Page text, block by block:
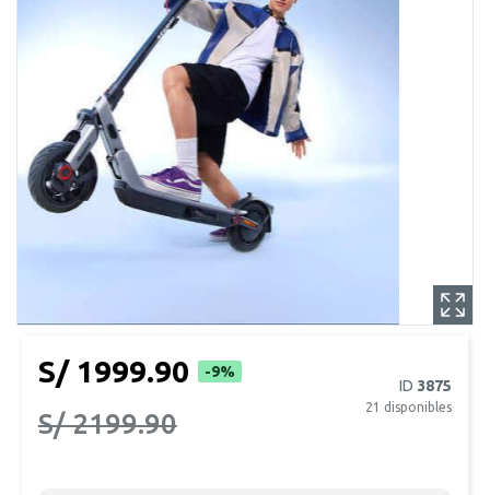
S/ 1999.90 -9%
S/ 2199.90
ID 3875
21 disponibles